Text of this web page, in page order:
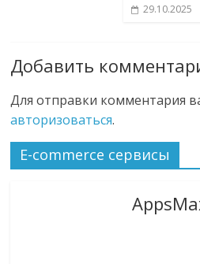
29.10.2025
Добавить
Для отправки комментария
авторизоваться.
E-commerce сервисы